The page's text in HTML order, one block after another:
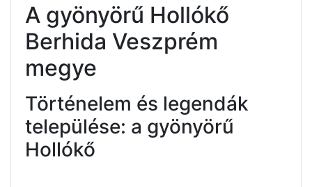
A gyönyörű Hollókő
Berhida Veszprém
megye
Történelem és legendák
települése: a gyönyörű
Hollókő